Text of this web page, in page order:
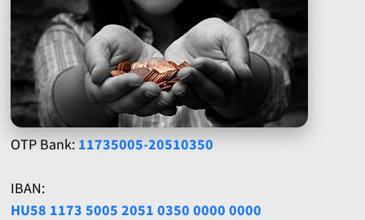
OTP Bank: 11735005-20510350
IBAN:
HU58 1173 5005 2051 0350 0000 0000